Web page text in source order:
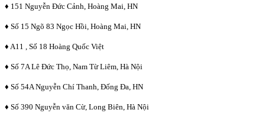
♦ 151 Nguyễn Đức Cảnh, Hoàng Mai, HN
♦ Số 15 Ngõ 83 Ngọc Hồi, Hoàng Mai, HN
♦ A11 , Số 18 Hoàng Quốc Việt
♦ Số 7A Lê Đức Thọ, Nam Từ Liêm, Hà Nội
♦ Số 54A Nguyễn Chí Thanh, Đống Đa, HN
♦ Số 390 Nguyễn văn Cừ, Long Biên, Hà Nội